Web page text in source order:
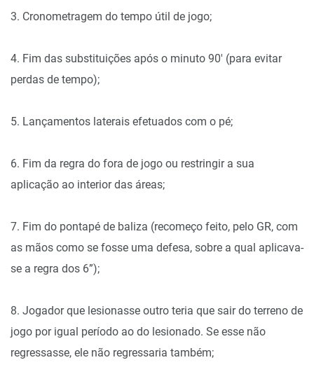
3. Cronometragem do tempo útil de jogo;
4. Fim das substituições após o minuto 90′ (para evitar
perdas de tempo);
5. Lançamentos laterais efetuados com o pé;
6. Fim da regra do fora de jogo ou restringir a sua
aplicação ao interior das áreas;
7. Fim do pontapé de baliza (recomeço feito, pelo GR, com
as mãos como se fosse uma defesa, sobre a qual aplicava-
se a regra dos 6”);
8. Jogador que lesionasse outro teria que sair do terreno de
jogo por igual período ao do lesionado. Se esse não
regressasse, ele não regressaria também;